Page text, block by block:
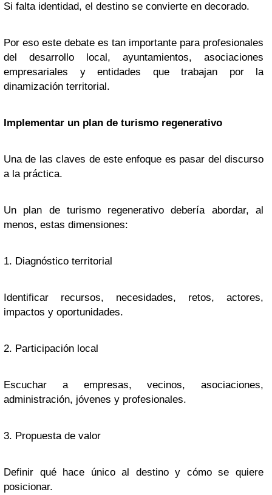
Si falta identidad, el destino se convierte en decorado.
Por eso este debate es tan importante para profesionales
del desarrollo local, ayuntamientos, asociaciones
empresariales y entidades que trabajan por la
dinamización territorial.
Implementar un plan de turismo regenerativo
Una de las claves de este enfoque es pasar del discurso
a la práctica.
Un plan de turismo regenerativo debería abordar, al
menos, estas dimensiones:
1. Diagnóstico territorial
Identificar recursos, necesidades, retos, actores,
impactos y oportunidades.
2. Participación local
Escuchar a empresas, vecinos, asociaciones,
administración, jóvenes y profesionales.
3. Propuesta de valor
Definir qué hace único al destino y cómo se quiere
posicionar.